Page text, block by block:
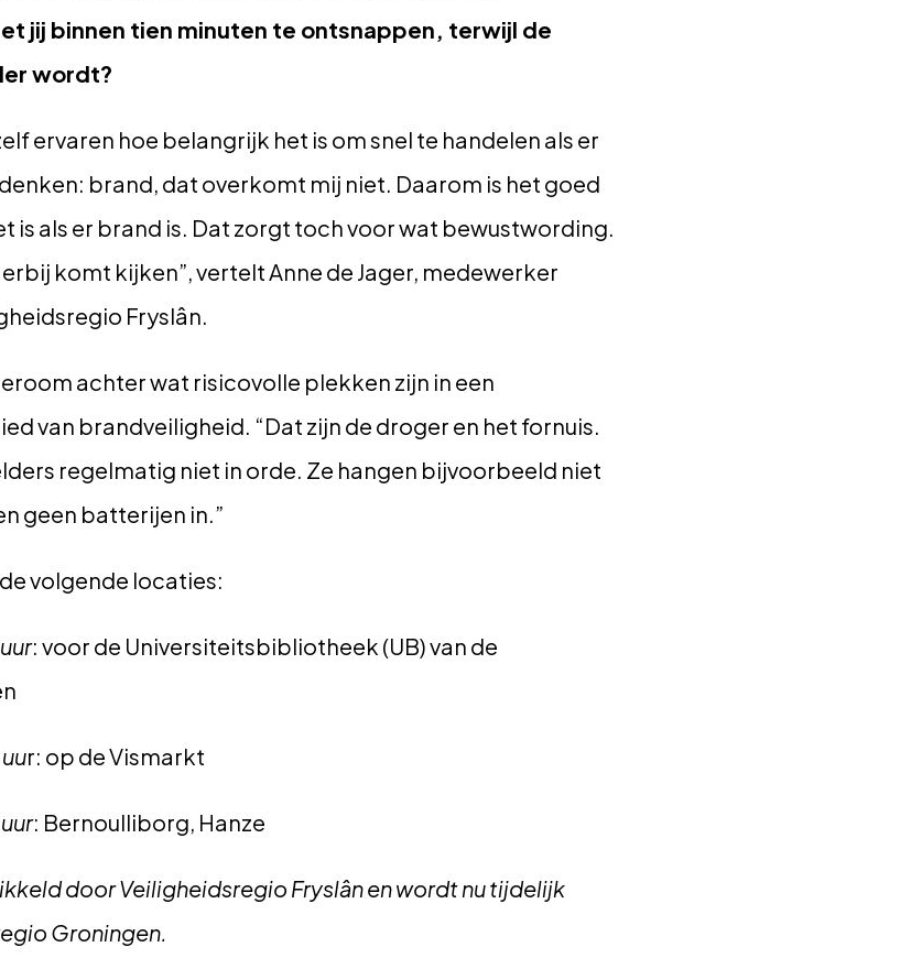
jij binnen tien minuten te ontsnappen, terwijl de
wordt?
ervaren hoe belangrijk het is om snel te handelen als er
brand, dat overkomt mij niet. Daarom is het goed
is als er brand is. Dat zorgt toch voor wat bewustwording.
komt kijken”, vertelt Anne de Jager, medewerker
Fryslân.
achter wat risicovolle plekken zijn in een
van brandveiligheid. “Dat zijn de droger en het fornuis.
regelmatig niet in orde. Ze hangen bijvoorbeeld niet
geen batterijen in.”
volgende locaties:
: voor de Universiteitsbibliotheek (UB) van de
r: op de Vismarkt
: Bernoulliborg, Hanze
door Veiligheidsregio Fryslân en wordt nu tijdelijk
Groningen.